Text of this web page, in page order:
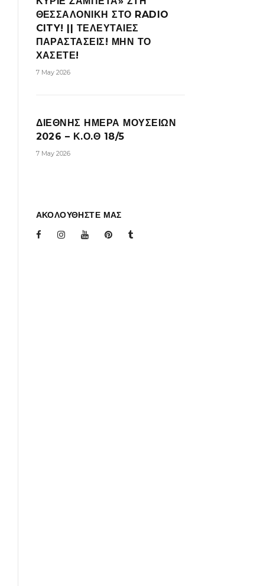
ΘΕΣΣΑΛΟΝΙΚΗ ΣΤΟ RADIO
CITY! || ΤΕΛΕΥΤΑΙΕΣ
ΠΑΡΑΣΤΑΣΕΙΣ! ΜΗΝ ΤΟ
ΧΑΣΕΤΕ!
7 May 2026
ΔΙΕΘΝΗΣ ΗΜΕΡΑ ΜΟΥΣΕΙΩΝ
2026 – Κ.Ο.Θ 18/5
7 May 2026
ΑΚΟΛΟΥΘΗΣΤΕ ΜΑΣ